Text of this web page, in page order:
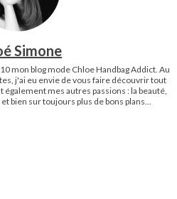
Simone
mon blog mode Chloe Handbag Addict. Au
j'ai eu envie de vous faire découvrir tout
mes autres passions : la beauté,
bien sur toujours plus de bons plans...